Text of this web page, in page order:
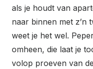
als je houdt van
naar binnen met z’n
weet je het wel.
omheen, die laat je
volop proeven van